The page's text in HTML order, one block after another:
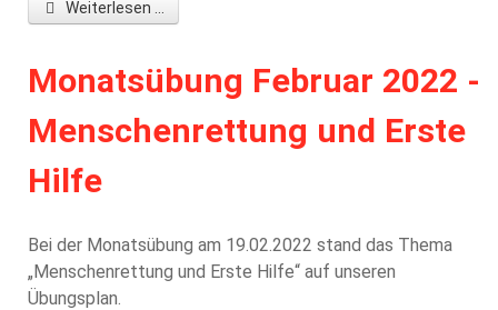
Weiterlesen ...
Monatsübung Februar 2022 -
Menschenrettung und Erste
Hilfe
Bei der Monatsübung am 19.02.2022 stand das Thema
„Menschenrettung und Erste Hilfe“ auf unseren
Übungsplan.